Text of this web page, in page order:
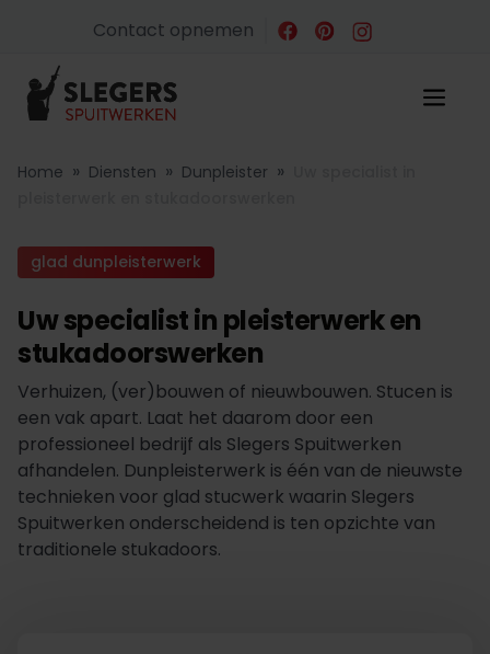
Contact opnemen
Home » Diensten » Dunpleister »
glad dunpleisterwerk
Uw specialist in pleisterwerk en
stukadoorswerken
Verhuizen, (ver)bouwen of nieuwbouwen. Stucen is
een vak apart. Laat het daarom door een
professioneel bedrijf als Slegers Spuitwerken
afhandelen. Dunpleisterwerk is één van de nieuwste
technieken voor glad stucwerk waarin Slegers
Spuitwerken onderscheidend is ten opzichte van
traditionele stukadoors.